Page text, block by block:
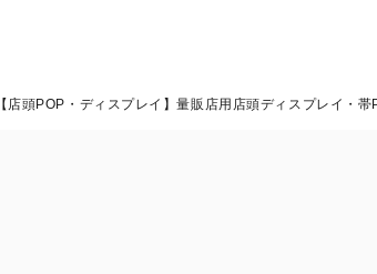
【店頭POP・ディスプレイ】量販店用店頭ディスプレイ・